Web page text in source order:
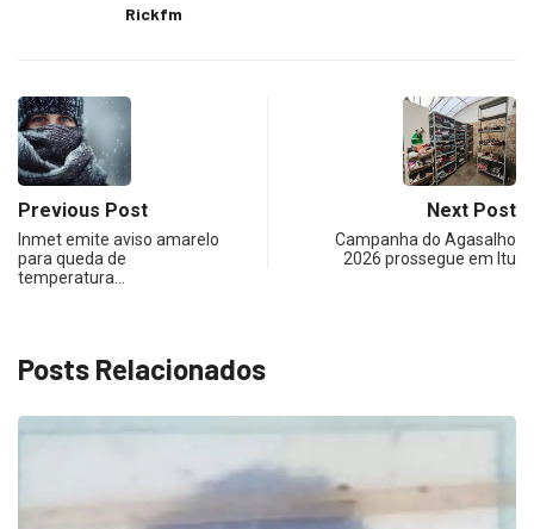
Rickfm
Previous Post
Inmet emite aviso amarelo
para queda de
temperatura…
Next Post
Campanha do Agasalho
2026 prossegue em Itu
Posts Relacionados